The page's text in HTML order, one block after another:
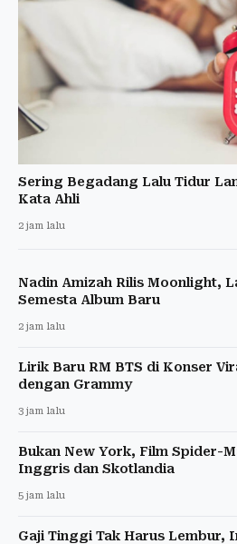
Sering Begadang Lalu Tidur
Kata Ahli
2 jam lalu
Nadin Amizah Rilis Moonlight,
Semesta Album Baru
2 jam lalu
Lirik Baru RM BTS di Konser
dengan Grammy
3 jam lalu
Bukan New York, Film Spider-
Inggris dan Skotlandia
5 jam lalu
Gaji Tinggi Tak Harus Lembur,